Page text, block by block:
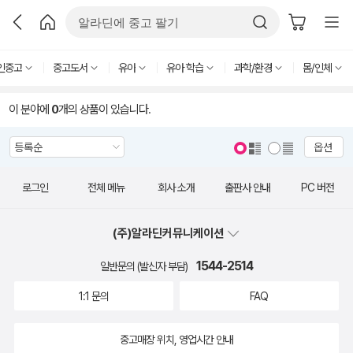
중고 중고도서 유아 유아 학습 과학/환경 몸/인체
이 분야에 0개의 상품이 있습니다.
옵션
로그인 전체 메뉴 회사 소개 출판사 안내 PC 버전
(주)알라딘커뮤니케이션
일반문의 (발신자 부담) 1544-2514
1:1 문의 FAQ
중고매장 위치, 영업시간 안내